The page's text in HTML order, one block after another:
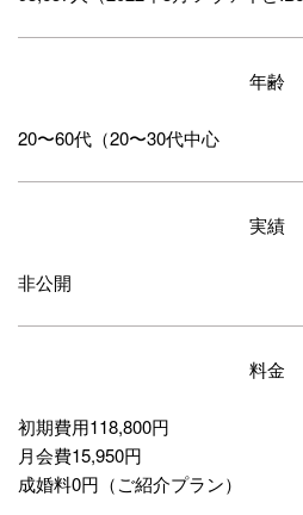
年齢
20〜60代（20〜30代中心
実績
非公開
料金
初期費用118,800円
月会費15,950円
成婚料0円（ご紹介プラン）